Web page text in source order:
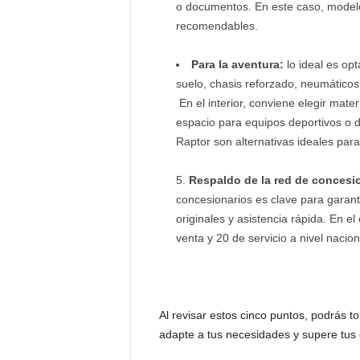
o documentos. En este caso,
recomendables.
Para la aventura: lo ideal es
suelo, chasis reforzado,
En el interior, conviene elegir
espacio para equipos deportivos o
Raptor son alternativas ideales
Respaldo de la red de
concesionarios es clave para
originales y asistencia rápida. En
venta y 20 de servicio a nivel
Al revisar estos cinco puntos, podrás
adapte a tus necesidades y supere